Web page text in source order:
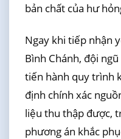
bản chất của hư
Ngay khi tiếp nhận
Bình Chánh, đội
tiến hành quy trình
định chính xác
liệu thu thập được,
phương án khắc